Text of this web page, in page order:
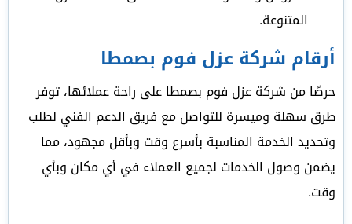
المتنوعة.
أرقام شركة عزل فوم بصمطا
حرصًا من شركة عزل فوم بصمطا على راحة عملائها، توفر
طرق سهلة وميسرة للتواصل مع فريق الدعم الفني لطلب
وتحديد الخدمة المناسبة بأسرع وقت وبأقل مجهود، مما
يضمن وصول الخدمات لجميع العملاء في أي مكان وبأي
وقت.